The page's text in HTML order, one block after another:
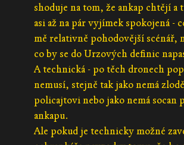
shoduje na tom, že ankap chtějí a
asi až na pár vyjímek spokojená -
mě relativně pohodovější scénář,
co by se do Urzových definic
A technická - po těch dronech
nemusí, stejně tak jako nemá
policajtovi nebo jako nemá socan
ankapu.
Ale pokud je technicky možné